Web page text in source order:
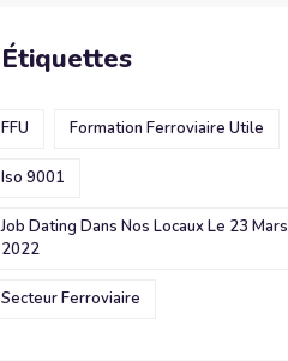
Étiquettes
FFU Formation Ferroviaire Utile
Iso 9001
Job Dating Dans Nos Locaux Le 23 Mars
2022
Secteur Ferroviaire